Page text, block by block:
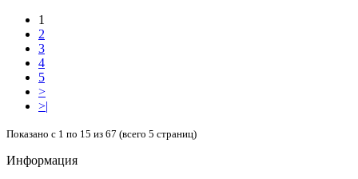
1
2
3
4
5
>
>|
Показано с 1 по 15 из 67 (всего 5 страниц)
Информация